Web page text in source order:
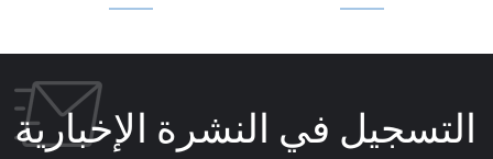
التسجيل في النشرة الإخبارية